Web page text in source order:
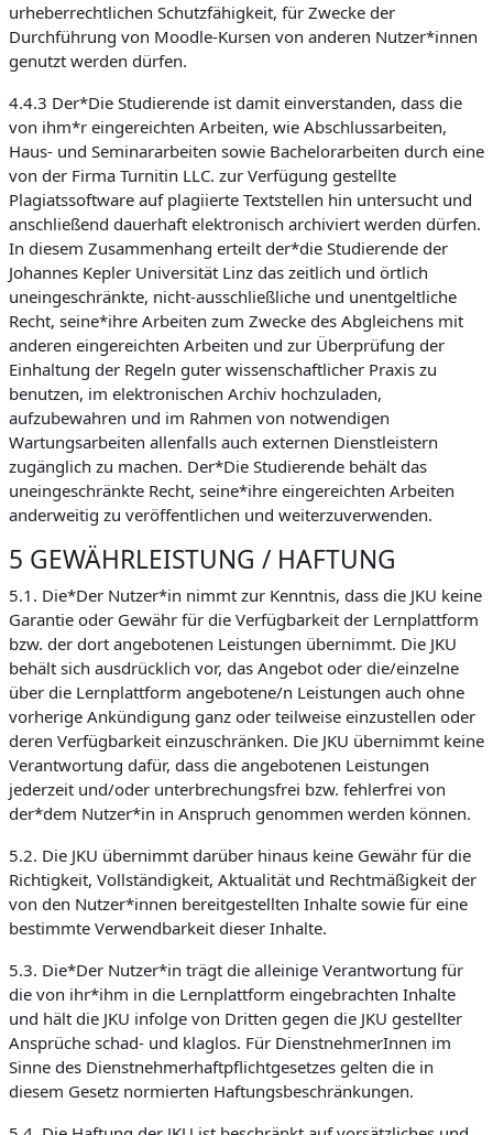
urheberrechtlichen Schutzfähigkeit, für Zwecke der
Durchführung von Moodle-Kursen von anderen Nutzer*innen
genutzt werden dürfen.
4.4.3 Der*Die Studierende ist damit einverstanden, dass die
von ihm*r eingereichten Arbeiten, wie Abschlussarbeiten,
Haus- und Seminararbeiten sowie Bachelorarbeiten durch eine
von der Firma Turnitin LLC. zur Verfügung gestellte
Plagiatssoftware auf plagiierte Textstellen hin untersucht und
anschließend dauerhaft elektronisch archiviert werden dürfen.
In diesem Zusammenhang erteilt der*die Studierende der
Johannes Kepler Universität Linz das zeitlich und örtlich
uneingeschränkte, nicht-ausschließliche und unentgeltliche
Recht, seine*ihre Arbeiten zum Zwecke des Abgleichens mit
anderen eingereichten Arbeiten und zur Überprüfung der
Einhaltung der Regeln guter wissenschaftlicher Praxis zu
benutzen, im elektronischen Archiv hochzuladen,
aufzubewahren und im Rahmen von notwendigen
Wartungsarbeiten allenfalls auch externen Dienstleistern
zugänglich zu machen. Der*Die Studierende behält das
uneingeschränkte Recht, seine*ihre eingereichten Arbeiten
anderweitig zu veröffentlichen und weiterzuverwenden.
5 GEWÄHRLEISTUNG / HAFTUNG
5.1. Die*Der Nutzer*in nimmt zur Kenntnis, dass die JKU keine
Garantie oder Gewähr für die Verfügbarkeit der Lernplattform
bzw. der dort angebotenen Leistungen übernimmt. Die JKU
behält sich ausdrücklich vor, das Angebot oder die/einzelne
über die Lernplattform angebotene/n Leistungen auch ohne
vorherige Ankündigung ganz oder teilweise einzustellen oder
deren Verfügbarkeit einzuschränken. Die JKU übernimmt keine
Verantwortung dafür, dass die angebotenen Leistungen
jederzeit und/oder unterbrechungsfrei bzw. fehlerfrei von
der*dem Nutzer*in in Anspruch genommen werden können.
5.2. Die JKU übernimmt darüber hinaus keine Gewähr für die
Richtigkeit, Vollständigkeit, Aktualität und Rechtmäßigkeit der
von den Nutzer*innen bereitgestellten Inhalte sowie für eine
bestimmte Verwendbarkeit dieser Inhalte.
5.3. Die*Der Nutzer*in trägt die alleinige Verantwortung für
die von ihr*ihm in die Lernplattform eingebrachten Inhalte
und hält die JKU infolge von Dritten gegen die JKU gestellter
Ansprüche schad- und klaglos. Für DienstnehmerInnen im
Sinne des Dienstnehmerhaftpflichtgesetzes gelten die in
diesem Gesetz normierten Haftungsbeschränkungen.